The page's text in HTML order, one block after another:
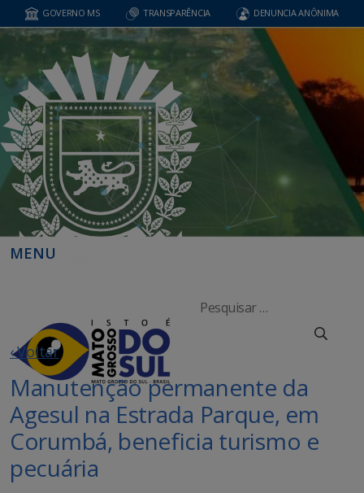
GOVERNO MS TRANSPARÊNCIA DENUNCIA ANÔNIMA
MENU
‹ Voltar
Manutenção permanente da
Agesul na Estrada Parque, em
Corumbá, beneficia turismo e
pecuária